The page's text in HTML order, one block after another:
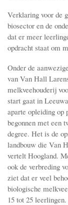
Verklaring voor de
biosector en de
dat er meer
opdracht staat om
Onder de
van Van Hall
melkveehouderij
start gaat in
aparte opleiding op
begonnen met een
degree. Het is de
landbouw die Van
vertelt Hoogland.
ook de verbreding
ziet dat er veel
biologische
15 tot 25 leerlingen.